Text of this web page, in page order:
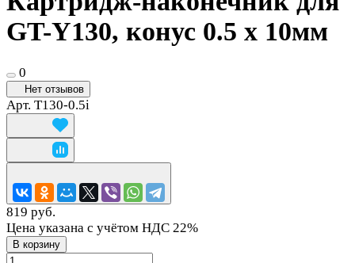
GT-Y130, конус 0.5 х 10мм
0
Нет отзывов
Арт. T130-0.5i
819 руб.
Цена указана с учётом НДС 22%
В корзину